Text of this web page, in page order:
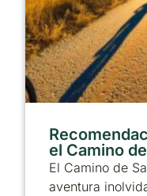
el Camino
El Camino de
aventura